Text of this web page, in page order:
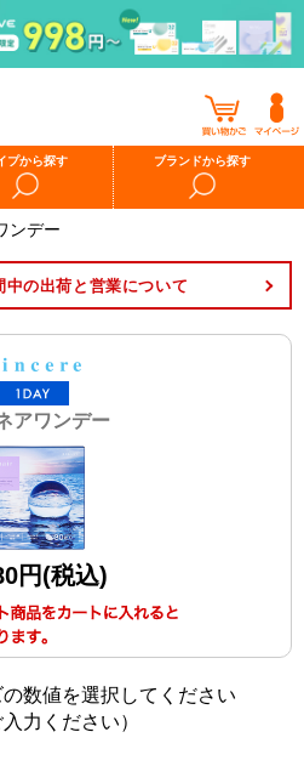
プから探す ブランドから探す
ンデー
中の出荷と営業について
アワンデー
円(税込)
数値を選択してください
入力ください）